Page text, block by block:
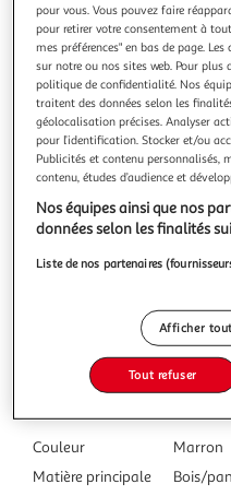
HOMEA
Lot de 3 étagères
Informations Techniques : Dimensions : Taille 1 : L. 23 x l.
11,8 x H. 23 cm Taille 2 : L.
L. 30 x l. 11,8 x H. 30 cm
& Utile Lot de 3 Étagères
Forme Carrée Système de
En savoir +
Vous voulez
Caractéristiques
Couleur
Marron
Matière principale
Bois/
pour vous. Vous pouvez faire
pour retirer votre consentement à
mes préférences" en bas de page.
sur notre ou nos sites web. Pour plus
politique de confidentialité. Nos
traitent des données selon les
géolocalisation précises. Analyser
pour l’identification. Stocker et/ou
Publicités et contenu personnalisés,
contenu, études d’audience et
Nos équipes ainsi que nos
données selon les finalités
Liste de nos partenaires
Afficher
Tout refuser